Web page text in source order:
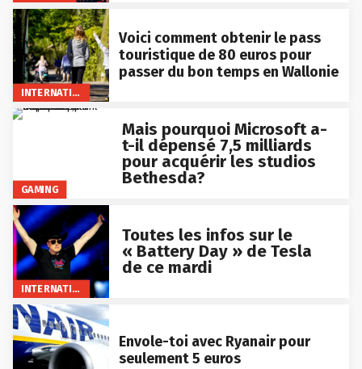
INTERNATIONAL
Voici comment obtenir le pass
touristique de 80 euros pour
passer du bon temps en Wallonie
GAMING
Mais pourquoi Microsoft a-
t-il dépensé 7,5 milliards
pour acquérir les studios
Bethesda?
INTERNATIONAL
Toutes les infos sur le
« Battery Day » de Tesla
de ce mardi
Envole-toi avec Ryanair pour
seulement 5 euros